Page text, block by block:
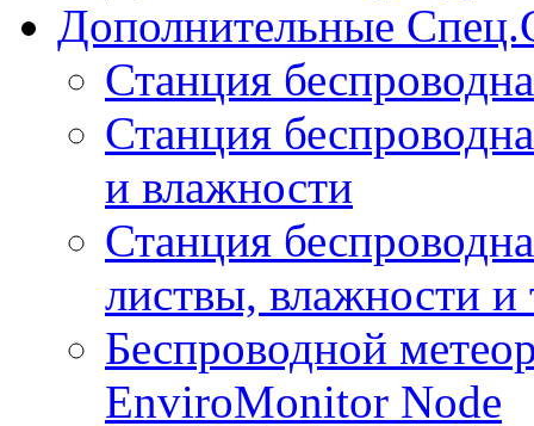
Дополнительные
Станция
Станция
и влажности
Станция
листвы, влажности
Беспроводной
EnviroMonitor Node